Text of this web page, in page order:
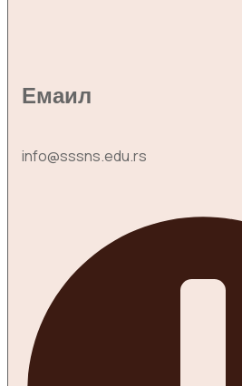
Емаил
info@sssns.edu.rs